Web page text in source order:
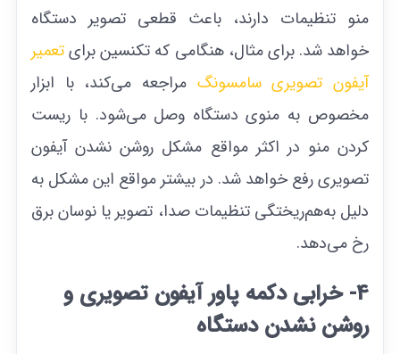
منو تنظیمات دارند، باعث قطعی تصویر دستگاه
خواهد شد. برای مثال، هنگامی که تکنسین برایتعمیر
آیفون تصویری سامسونگ مراجعه می‌کند، با ابزار
مخصوص به منوی دستگاه وصل می‌شود. با ریست
کردن منو در اکثر مواقع مشکل روشن نشدن آیفون
تصویری رفع خواهد شد. در بیشتر مواقع این مشکل به
دلیل به‌هم‌ریختگی تنظیمات صدا، تصویر یا نوسان برق
رخ می‌دهد.
4- خرابی دکمه پاور آیفون تصویری و
روشن نشدن دستگاه